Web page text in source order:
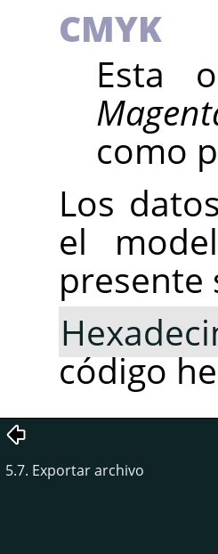
CMYK
Esta
como
Los
el
presente
código
5.7. Exportar archivo